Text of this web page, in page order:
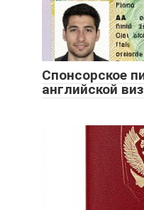
Спонсорское
английской